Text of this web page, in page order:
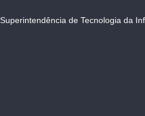
Superintendência de Tecnologia da